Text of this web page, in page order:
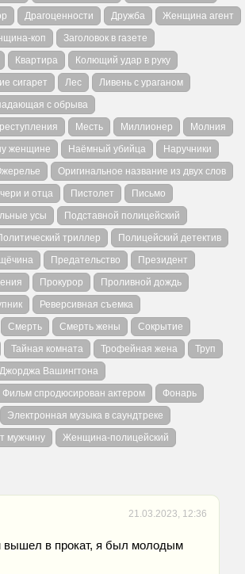
Драгоценности Дружба
Женщина агент
коп
Заголовок в газете
Квартира
Колющий удар в руку
сигарет Лес
Ливень с ураганом
с обрыва
Месть Миллионер
Молния
женщине Наёмный убийца
Наручники
Оригинальное название из двух слов
и отца Пистолет
Письмо
усы
Подставной полицейский
триллер
Полицейский детектив
Предательство
Президент
Прокурор
Проливной дождь
Реверсивная съемка
Смерть Смерть жены
Сокрытие
Тайная комната Трофейная жена
Труп
Вашингтона
Фильм спродюсирован актером
Фонарь
Электронная музыка в саундтреке
мужчину
Женщина-полицейский
21.03.2023, 12:36
вышел в прокат, я был молодым